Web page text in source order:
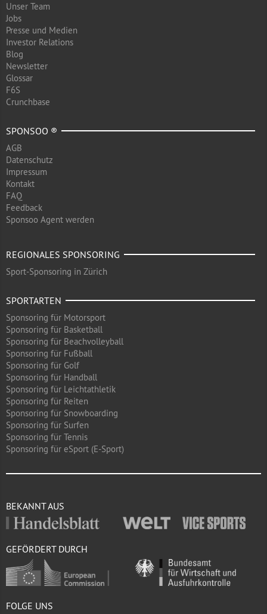
Unser Team
Jobs
Presse und Medien
Investor Relations
Blog
Newsletter
Glossar
F6S
Crunchbase
SPONSOO ®
AGB
Datenschutz
Impressum
Kontakt
FAQ
Feedback
Sponsoo Agent werden
REGIONALES SPONSORING
Sport-Sponsoring in Zürich
SPORTARTEN
Sponsoring für Motorsport
Sponsoring für Basketball
Sponsoring für Beachvolleyball
Sponsoring für Fußball
Sponsoring für Golf
Sponsoring für Handball
Sponsoring für Leichtathletik
Sponsoring für Reiten
Sponsoring für Snowboarding
Sponsoring für Surfen
Sponsoring für Tennis
Sponsoring für eSport (E-Sport)
BEKANNT AUS
GEFÖRDERT DURCH
FOLGE UNS